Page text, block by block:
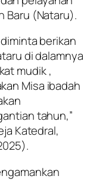
Baru (Nataru).
berikan
di dalamnya
mudik ,
Misa ibadah
tahun,”
Katedral,